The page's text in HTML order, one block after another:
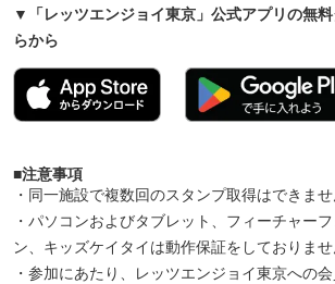
▼「レッツエンジョイ東京」公式アプリの無
らから
■注意事項
・同一施設で複数回のスタンプ取得はできませ
・パソコンおよびタブレット、フィーチャー
ン、キッズケイタイは動作保証をしておりませ
・参加にあたり、レッツエンジョイ東京への